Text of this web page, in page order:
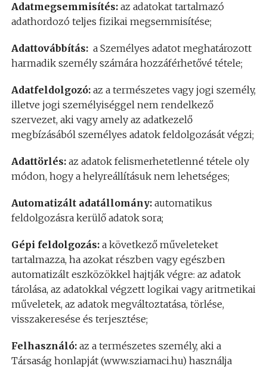
Adatmegsemmisítés:az adatokat tartalmazó
adathordozó teljes fizikai megsemmisítése;
Adattovábbítás:a Személyes adatot meghatározott
harmadik személy számára hozzáférhetővé tétele;
Adatfeldolgozó:az a természetes vagy jogi személy,
illetve jogi személyiséggel nem rendelkező
szervezet, aki vagy amely az adatkezelő
megbízásából személyes adatok feldolgozását végzi;
Adattörlés:az adatok felismerhetetlenné tétele oly
módon, hogy a helyreállításuk nem lehetséges;
Automatizált adatállomány:automatikus
feldolgozásra kerülő adatok sora;
Gépi feldolgozás:a következő műveleteket
tartalmazza, ha azokat részben vagy egészben
automatizált eszközökkel hajtják végre: az adatok
tárolása, az adatokkal végzett logikai vagy aritmetikai
műveletek, az adatok megváltoztatása, törlése,
visszakeresése és terjesztése;
Felhasználó:az a természetes személy, aki a
Társaság honlapját (www.sziamaci.hu) használja